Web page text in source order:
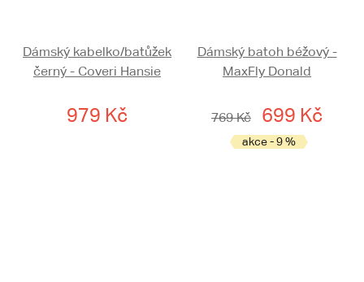
Dámský kabelko/batůžek
černý - Coveri Hansie
979 Kč
Dámský batoh béžový -
MaxFly Donald
769 Kč 699 Kč
akce - 9 %